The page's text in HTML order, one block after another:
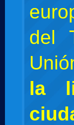
del
la